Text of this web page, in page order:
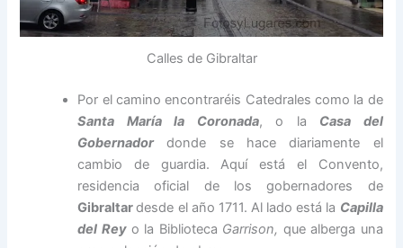
Calles de Gibraltar
Por el camino encontraréis Catedrales como la de
Santa María la Coronada, o la Casa del
Gobernadordonde se hace diariamente el
cambio de guardia. Aquí está el Convento,
residencia oficial de los gobernadores de
Gibraltardesde el año 1711. Al lado está la Capilla
del Reyo la Biblioteca Garrison, que alberga una